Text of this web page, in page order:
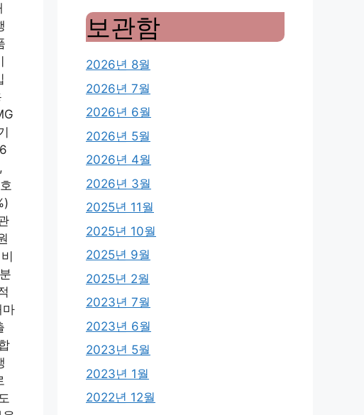
마
보관함
2026년 8월
2026년 7월
2026년 6월
2026년 5월
2026년 4월
2026년 3월
2025년 11월
2025년 10월
2025년 9월
2025년 2월
2023년 7월
2023년 6월
2023년 5월
2023년 1월
2022년 12월